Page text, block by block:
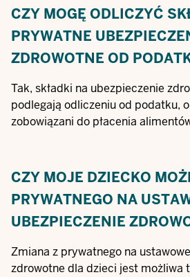
CZY MOGĘ ODLICZYĆ
PRYWATNE
ZDROWOTNE OD
Tak, składki na ubezpieczenie
podlegają odliczeniu od podatku,
zobowiązani do płacenia
CZY MOJE DZIECKO
PRYWATNEGO NA
UBEZPIECZENIE
Zmiana z prywatnego na
zdrowotne dla dzieci jest możliwa